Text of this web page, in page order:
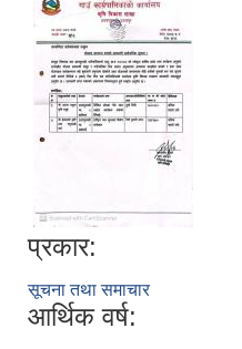
प्रकार:
सूचना तथा समाचार
आर्थिक वर्ष: